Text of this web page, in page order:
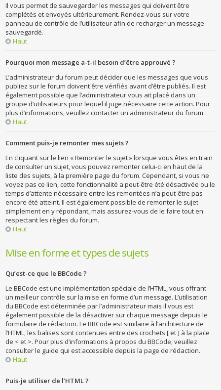
Il vous permet de sauvegarder les messages qui doivent être
complétés et envoyés ultérieurement. Rendez-vous sur votre
panneau de contrôle de l’utilisateur afin de recharger un message
sauvegardé.
Haut
Pourquoi mon message a-t-il besoin d’être approuvé ?
L’administrateur du forum peut décider que les messages que vous
publiez sur le forum doivent être vérifiés avant d’être publiés. Il est
également possible que l’administrateur vous ait placé dans un
groupe d’utilisateurs pour lequel il juge nécessaire cette action. Pour
plus d’informations, veuillez contacter un administrateur du forum.
Haut
Comment puis-je remonter mes sujets ?
En cliquant sur le lien « Remonter le sujet » lorsque vous êtes en train
de consulter un sujet, vous pouvez remonter celui-ci en haut de la
liste des sujets, à la première page du forum. Cependant, si vous ne
voyez pas ce lien, cette fonctionnalité a peut-être été désactivée ou le
temps d’attente nécessaire entre les remontées n’a peut-être pas
encore été atteint. Il est également possible de remonter le sujet
simplement en y répondant, mais assurez-vous de le faire tout en
respectant les règles du forum.
Haut
Mise en forme et types de sujets
Qu’est-ce que le BBCode ?
Le BBCode est une implémentation spéciale de l’HTML, vous offrant
un meilleur contrôle sur la mise en forme d’un message. L’utilisation
du BBCode est déterminée par l’administrateur mais il vous est
également possible de la désactiver sur chaque message depuis le
formulaire de rédaction. Le BBCode est similaire à l’architecture de
l’HTML, les balises sont contenues entre des crochets [ et ] à la place
de < et >. Pour plus d’informations à propos du BBCode, veuillez
consulter le guide qui est accessible depuis la page de rédaction.
Haut
Puis-je utiliser de l’HTML ?